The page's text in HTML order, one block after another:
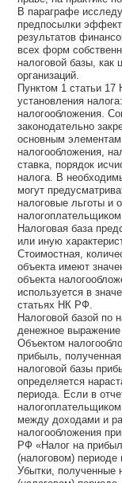
В параграфе
предпосылки
результатов
всех форм
налоговой базы, как
организаций.
Пунктом 1 статьи
установления
налогообложения.
законодательно
основным элементам
налогообложения,
ставка, порядок
налога. В
могут
налоговые льготы и
Налоговая база
или иную
Стоимостная,
объекта имеют
объекта
используется в
статьях НК РФ.
Налоговой базой по
денежное
Объектом
прибыль,
налоговой базы
определяется
периода. Если в
между доходами и
налогообложения
РФ «Налог на
(налоговом) периоде
Убытки, полученные